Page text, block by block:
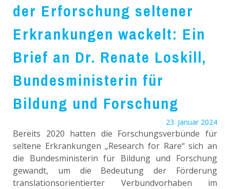
der Erforschung seltener
Erkrankungen wackelt: Ein
Brief an Dr. Renate Loskill,
Bundesministerin für
Bildung und Forschung
23. Januar 2024
Bereits 2020 hatten die Forschungsverbünde für
seltene Erkrankungen „Research for Rare“ sich an
die Bundesministerin für Bildung und Forschung
gewandt, um die Bedeutung der Förderung
translationsorientierter Verbundvorhaben im